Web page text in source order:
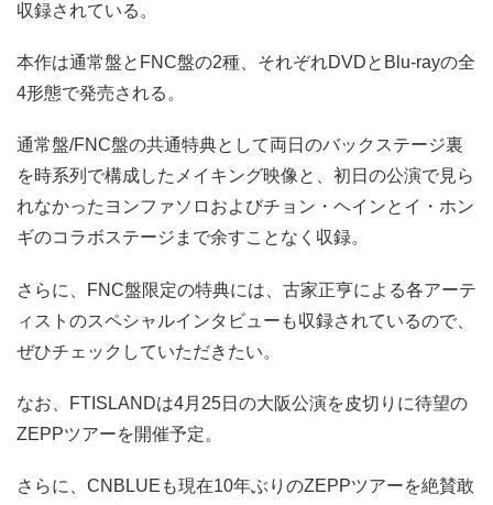
収録されている。
本作は通常盤とFNC盤の2種、それぞれDVDとBlu-rayの全
4形態で発売される。
通常盤/FNC盤の共通特典として両日のバックステージ裏
を時系列で構成したメイキング映像と、初日の公演で見ら
れなかったヨンファソロおよびチョン・ヘインとイ・ホン
ギのコラボステージまで余すことなく収録。
さらに、FNC盤限定の特典には、古家正亨による各アーテ
ィストのスペシャルインタビューも収録されているので、
ぜひチェックしていただきたい。
なお、FTISLANDは4月25日の大阪公演を皮切りに待望の
ZEPPツアーを開催予定。
さらに、CNBLUEも現在10年ぶりのZEPPツアーを絶賛敢